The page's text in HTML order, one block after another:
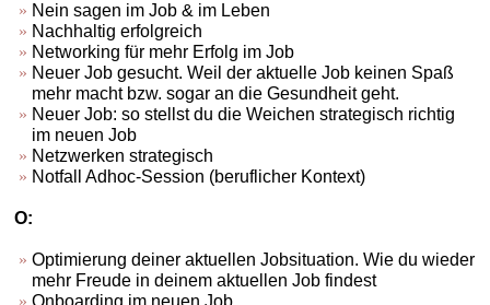
Nein sagen im Job & im Leben
Nachhaltig erfolgreich
Networking für mehr Erfolg im Job
Neuer Job gesucht. Weil der aktuelle Job keinen Spaß
mehr macht bzw. sogar an die Gesundheit geht.
Neuer Job: so stellst du die Weichen strategisch richtig
im neuen Job
Netzwerken strategisch
Notfall Adhoc-Session (beruflicher Kontext)
O:
Optimierung deiner aktuellen Jobsituation. Wie du wieder
mehr Freude in deinem aktuellen Job findest